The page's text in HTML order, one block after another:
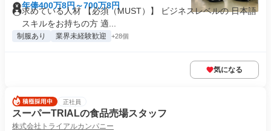
年俸400万8円～700万8円
求めている人材 【必須（MUST）】 ビジネスレベルの 日本語
スキルをお持ちの方 適...
制服あり 業界未経験歓迎 +28個
気になる
正社員
スーパーTRIALの食品売場スタッフ
株式会社トライアルカンパニー